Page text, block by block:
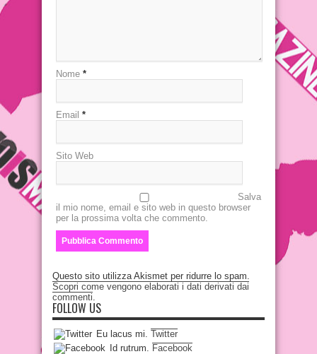
Nome *
Email *
Sito Web
Salva
il mio nome, email e sito web in questo browser
per la prossima volta che commento.
Questo sito utilizza Akismet per ridurre lo spam.
Scopri come vengono elaborati i dati derivati dai
commenti.
FOLLOW US
Eu lacus mi. Twitter
Id rutrum. Facebook